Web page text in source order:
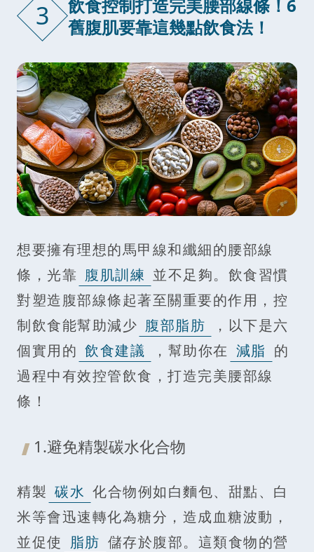
3
飲食控制打造完美腰部線條！6
舊腹肌要靠這幾點飲食法！
想要擁有理想的馬甲線和纖細的腰部線
條，光靠 腹肌訓練 並不足夠。飲食習慣
對塑造腹部線條起著至關重要的作用，控
制飲食能幫助減少 腹部脂肪
，以下是六
個實用的 飲食建議 ，幫助你在 減脂 的
過程中有效控管飲食，打造完美腰部線
條！
1.避免精製碳水化合物
精製 碳水 化合物例如白麵包、甜點、白
米等會迅速轉化為糖分，造成血糖波動，
並促使 脂肪 儲存於腹部。這類食物的營